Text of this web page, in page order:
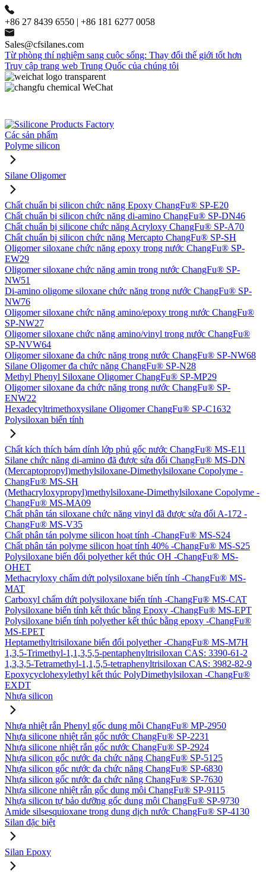
+86 27 8439 6550 | +86 181 6277 0058
Sales@cfsilanes.com
Từ phòng thí nghiệm sang cuộc sống: Thay đổi thế giới tốt hơn
Truy cập trang web Trung Quốc của chúng tôi
Các sản phẩm
Polyme silicon
Silane Oligomer
Chất chuẩn bị silicon chức năng Epoxy ChangFu® SP-E20
Chất chuẩn bị silicon chức năng di-amino ChangFu® SP-DN46
Chất chuẩn bị silicone chức năng Acryloxy ChangFu® SP-A70
Chất chuẩn bị silicon chức năng Mercapto ChangFu® SP-SH
Oligomer siloxane chức năng epoxy trong nước ChangFu® SP-
EW29
Oligomer siloxane chức năng amin trong nước ChangFu® SP-
NW51
Di-amino oligome siloxane chức năng trong nước ChangFu® SP-
NW76
Oligomer siloxane chức năng amino/epoxy trong nước ChangFu®
SP-NW27
Oligomer siloxane chức năng amino/vinyl trong nước ChangFu®
SP-NVW64
Oligomer siloxane đa chức năng trong nước ChangFu® SP-NW68
Silane Oligomer đa chức năng ChangFu® SP-N28
Methyl Phenyl Siloxane Oligomer ChangFu® SP-MP29
Oligomer siloxane đa chức năng trong nước ChangFu® SP-
ENW22
Hexadecyltrimethoxysilane Oligomer ChangFu® SP-C1632
Polysiloxan biến tính
Chất kích thích bám dính lớp phủ gốc nước ChangFu® MS-E11
Silane chức năng di-amino đã được sửa đổi ChangFu® MS-DN
(Mercaptopropyl)methylsiloxane-Dimethylsiloxane Copolyme -
ChangFu® MS-SH
(Methacryloxypropyl)methylsiloxane-Dimethylsiloxane Copolyme -
ChangFu® MS-MA09
Chất phân tán siloxane chức năng vinyl đã được sửa đổi A-172 -
ChangFu® MS-V35
Chất phân tán polyme silicon hoạt tính -ChangFu® MS-S24
Chất phân tán polyme silicon hoạt tính 40% -ChangFu® MS-S25
Polysiloxane biến đổi polyether kết thúc OH -ChangFu® MS-
OHET
Methacryloxy chấm dứt polysiloxane biến tính -ChangFu® MS-
MAT
Carboxyl chấm dứt polysiloxane biến tính -ChangFu® MS-CAT
Polysiloxane biến tính kết thúc bằng Epoxy -ChangFu® MS-EPT
Polysiloxane biến tính polyether kết thúc bằng epoxy -ChangFu®
MS-EPET
Heptamethyltrisiloxane biến đổi polyether -ChangFu® MS-M7H
1,3,5-Trimethyl-1,1,3,5,5-pentaphenyltrisiloxan CAS: 3390-61-2
1,3,3,5-Tetramethyl-1,1,5,5-tetraphenyltrisiloxan CAS: 3982-82-9
Epoxycyclohexylethyl kết thúc PolyDimethylsiloxan -ChangFu®
EXDT
Nhựa silicon
Nhựa nhiệt rắn Phenyl gốc dung môi ChangFu® MP-2950
Nhựa silicone nhiệt rắn gốc nước ChangFu® SP-2231
Nhựa silicone nhiệt rắn gốc nước ChangFu® SP-2924
Nhựa silicon gốc nước đa chức năng ChangFu® SP-5125
Nhựa silicon gốc nước đa chức năng ChangFu® SP-6830
Nhựa silicon gốc nước đa chức năng ChangFu® SP-7630
Nhựa silicone nhiệt rắn gốc dung môi ChangFu® SP-9115
Nhựa silicon tự bảo dưỡng gốc dung môi ChangFu® SP-9730
Amide silsesquioxane trong dung dịch nước ChangFu® SP-4130
Silan đặc biệt
Silan Epoxy